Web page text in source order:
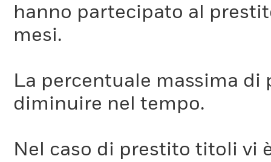
hanno partecipato al
mesi.
La percentuale massima
diminuire nel tempo.
Nel caso di prestito titoli vi